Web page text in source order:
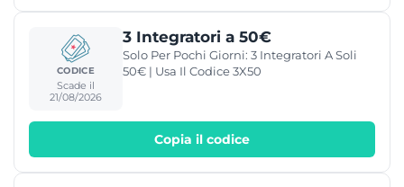
CODICE
Scade il
21/08/2026
3 Integratori a 50€
Solo Per Pochi Giorni: 3 Integratori A Soli
50€ | Usa Il Codice 3X50
Copia il codice